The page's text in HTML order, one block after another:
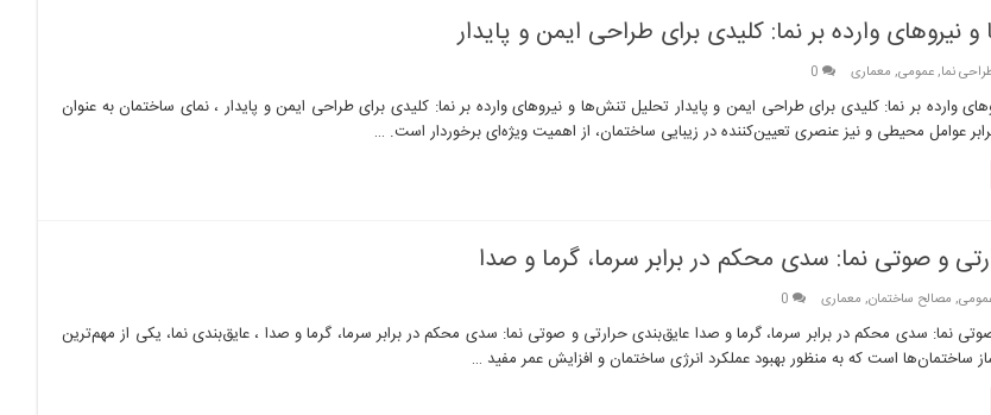
نیروهای وارده بر نما: کلیدی برای طراحی ایمن و پایدار
نما,عمومی, معماری 0
وارده بر نما: کلیدی برای طراحی ایمن و پایدار تحلیل تنش‌ها و نیروهای وارده بر نما: کلیدی برای طراحی ایمن و پایدار ، نمای ساختمان به عنوان
عوامل محیطی و نیز عنصری تعیین‌کننده در زیبایی ساختمان، از اهمیت ویژه‌ای برخوردار است. …
و صوتی نما: سدی محکم در برابر سرما، گرما و صدا
, مصالح ساختمان, معماری 0
نما: سدی محکم در برابر سرما، گرما و صدا عایق‌بندی حرارتی و صوتی نما: سدی محکم در برابر سرما، گرما و صدا ، عایق‌بندی نما، یکی از مهم‌ترین
ساختمان‌ها است که به منظور بهبود عملکرد انرژی ساختمان و افزایش عمر مفید …